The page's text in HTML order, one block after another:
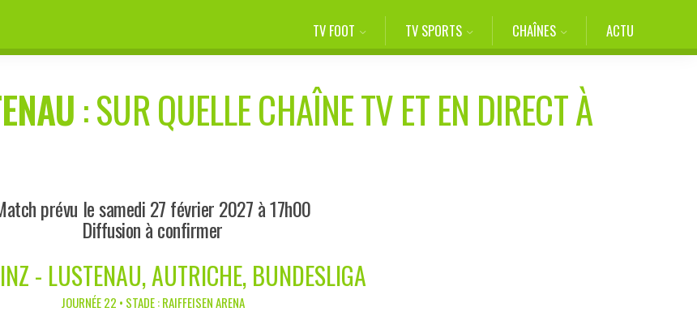
TV FOOT TV SPORTS CHAÎNES ACTU
: SUR QUELLE CHAÎNE TV ET EN DIRECT À
prévu le samedi 27 février 2027 à 17h00
Diffusion à confirmer
- LUSTENAU, AUTRICHE, BUNDESLIGA
JOURNÉE 22 • STADE : RAIFFEISEN ARENA